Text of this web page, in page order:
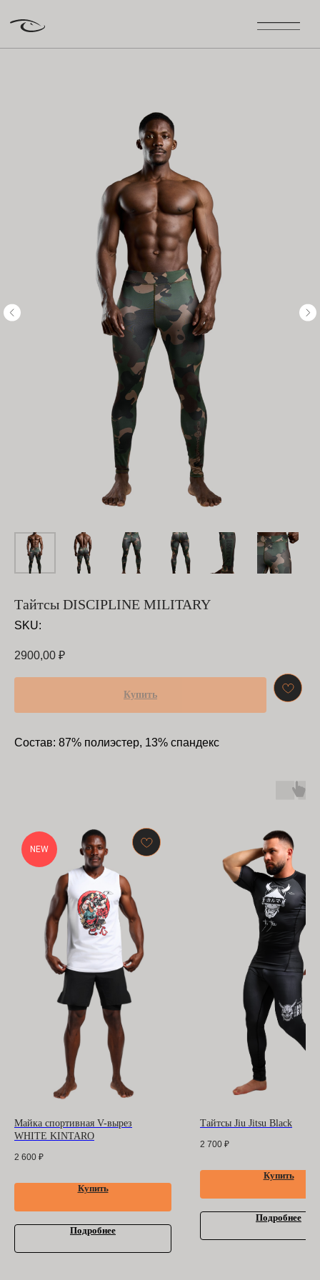
Тайтсы DISCIPLINE MILITARY
SKU:
2900,00 ₽
Купить
Состав: 87% полиэстер, 13% спандекс
NEW
Майка спортивная V-вырез
WHITE KINTARO
2 600 ₽
Купить
Подробнее
Тайтсы Jiu Jitsu Black
2 700 ₽
Купить
Подробнее
ООО "БАРРАКУДА"
ИНН: 3702198396
ОГРН 1183702008489
политика
конфиденциальности
Помощь покупателю
БАРРАКУДА